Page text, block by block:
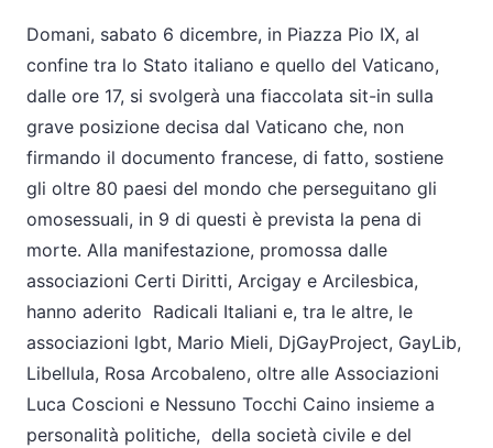
Domani, sabato 6 dicembre, in Piazza Pio IX, al
confine tra lo Stato italiano e quello del Vaticano,
dalle ore 17, si svolgerà una fiaccolata sit-in sulla
grave posizione decisa dal Vaticano che, non
firmando il documento francese, di fatto, sostiene
gli oltre 80 paesi del mondo che perseguitano gli
omosessuali, in 9 di questi è prevista la pena di
morte. Alla manifestazione, promossa dalle
associazioni Certi Diritti, Arcigay e Arcilesbica,
hanno aderito Radicali Italiani e, tra le altre, le
associazioni lgbt, Mario Mieli, DjGayProject, GayLib,
Libellula, Rosa Arcobaleno, oltre alle Associazioni
Luca Coscioni e Nessuno Tocchi Caino insieme a
personalità politiche, della società civile e del